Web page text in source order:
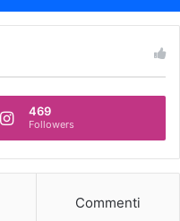
469
Followers
Commenti